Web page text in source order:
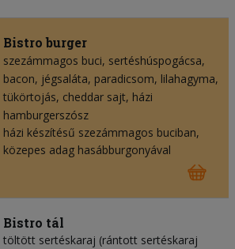
Bistro burger
szezámmagos buci sertéshúspogácsa
bacon jégsaláta paradicsom lilahagyma
tükörtojás cheddar sajt házi
hamburgerszósz
házi készítésű szezámmagos buciban,
közepes adag hasábburgonyával
Bistro tál
töltött sertéskaraj (rántott sertéskaraj